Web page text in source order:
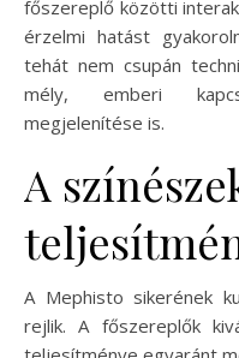
főszereplő közötti
érzelmi hatást
tehát nem csupán
mély, emberi
megjelenítése is.
A
A Mephisto sikerének
rejlik. A főszereplők